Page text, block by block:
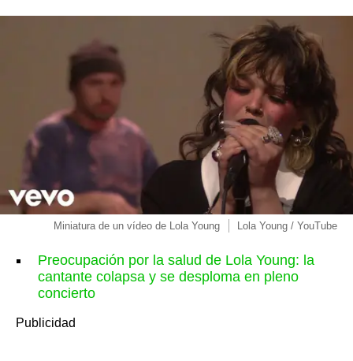
Miniatura de un vídeo de Lola Young Lola Young / YouTube
Preocupación por la salud de Lola Young: la
cantante colapsa y se desploma en pleno
concierto